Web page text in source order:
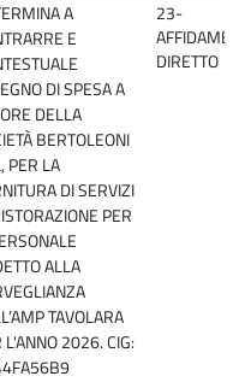
A
E
DI SPESA A
DELLA
BERTOLEONI
PER LA
DI SERVIZI
PER
ALLA
TAVOLARA
L'ANNO 2026. CIG:
23-
DIRETTO